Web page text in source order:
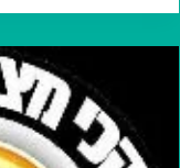
🎭
موزیک
ویدیو